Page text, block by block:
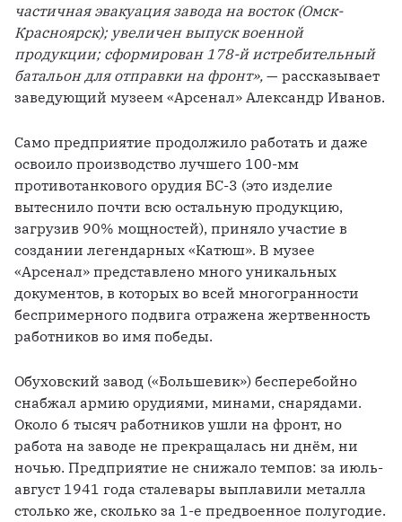
частичная эвакуация завода на восток (Омск-
Красноярск); увеличен выпуск военной
продукции; сформирован 178-й истребительный
батальон для отправки на фронт», — рассказывает
Само предприятие продолжило работать и даже
освоило производство лучшего 100-мм
противотанкового орудия БС-3 (это изделие
вытеснило почти всю остальную продукцию,
загрузив 90% мощностей), приняло участие в
создании легендарных «Катюш». В музее
«Арсенал» представлено много уникальных
документов, в которых во всей многогранности
беспримерного подвига отражена жертвенность
работников во имя победы.
Обуховский завод («Большевик») бесперебойно
снабжал армию орудиями, минами, снарядами.
Около 6 тысяч работников ушли на фронт, но
работа на заводе не прекращалась ни днём, ни
ночью. Предприятие не снижало темпов: за июль-
август 1941 года сталевары выплавили металла
столько же, сколько за 1-е предвоенное полугодие.